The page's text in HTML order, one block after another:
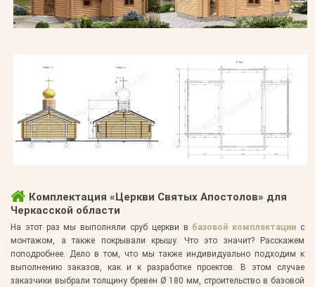
Комплектация «Церкви Святых Апостолов» для
Черкасской области
На этот раз мы выполняли сруб церкви в базовой комплектации с
монтажом, а также покрывали крышу. Что это значит? Расскажем
поподробнее. Дело в том, что мы также индивидуально подходим к
выполнению заказов, как и к разработке проектов. В этом случае
заказчики выбрали толщину бревен Ø 180 мм, строительство в базовой